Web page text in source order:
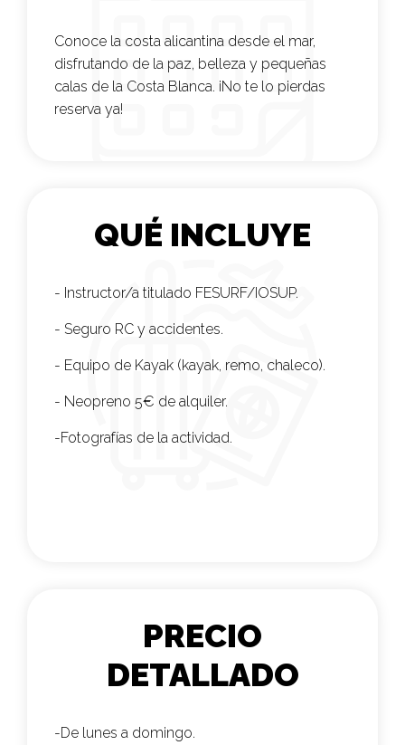
Conoce la costa alicantina desde el mar,
disfrutando de la paz, belleza y pequeñas
calas de la Costa Blanca. ¡No te lo pierdas
reserva ya!
QUÉ INCLUYE
- Instructor/a titulado FESURF/IOSUP.
- Seguro RC y accidentes.
- Equipo de Kayak (kayak, remo, chaleco).
- Neopreno 5€ de alquiler.
-Fotografías de la actividad.
PRECIO
DETALLADO
-De lunes a domingo.